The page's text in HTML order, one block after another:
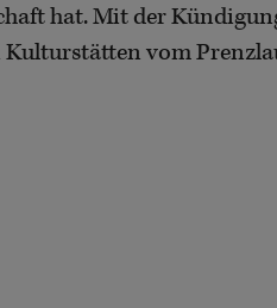
hat. Mit der
vom